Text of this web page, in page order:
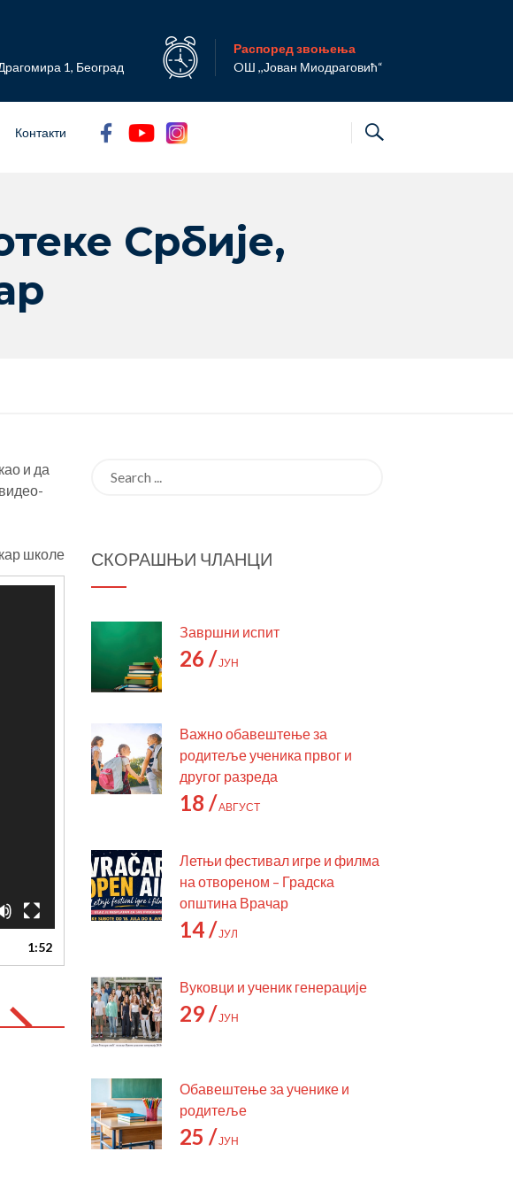
1, Београд
Распоред звоњења
OШ ,,Јован Миодраговић“
Контакти
Србије,
и да
1:52
Претрага:
СКОРАШЊИ ЧЛАНЦИ
Завршни испит
26 /ЈУН
Важно обавештење за
родитеље ученика првог и
другог разреда
18 /АВГУСТ
Летњи фестивал игре и филма
на отвореном – Градска
општина Врачар
14 /ЈУЛ
Вуковци и ученик генерације
29 /ЈУН
Обавештење за ученике и
родитеље
25 /ЈУН